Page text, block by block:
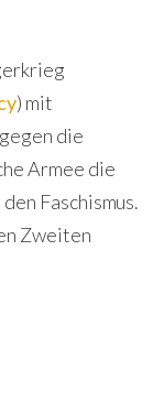
) mit
die
Armee die
Faschismus.
Zweiten